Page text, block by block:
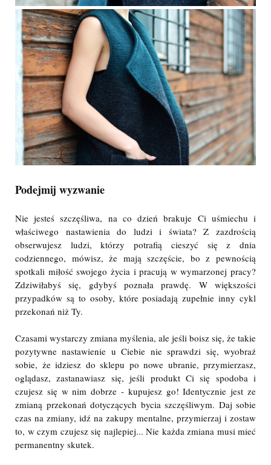
Podejmij wyzwanie
Nie jesteś szczęśliwa, na co dzień brakuje Ci uśmiechu i
właściwego nastawienia do ludzi i świata? Z zazdrością
obserwujesz ludzi, którzy potrafią cieszyć się z dnia
codziennego, mówisz, że mają szczęście, bo z pewnością
spotkali miłość swojego życia i pracują w wymarzonej pracy?
Zdziwiłabyś się, gdybyś poznała prawdę. W większości
przypadków są to osoby, które posiadają zupełnie inny cykl
przekonań niż Ty.
Czasami wystarczy zmiana myślenia, ale jeśli boisz się, że takie
pozytywne nastawienie u Ciebie nie sprawdzi się, wyobraź
sobie, że idziesz do sklepu po nowe ubranie, przymierzasz,
oglądasz, zastanawiasz się, jeśli produkt Ci się spodoba i
czujesz się w nim dobrze - kupujesz go! Identycznie jest ze
zmianą przekonań dotyczących bycia szczęśliwym. Daj sobie
czas na zmiany, idź na zakupy mentalne, przymierzaj i zostaw
to, w czym czujesz się najlepiej... Nie każda zmiana musi mieć
permanentny skutek.